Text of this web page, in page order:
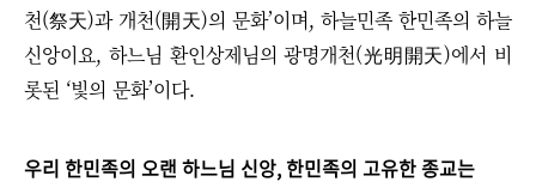
천(祭天)과 개천(開天)의 문화’이며, 하늘민족 한민족의 하늘
신앙이요, 하느님 환인상제님의 광명개천(光明開天)에서 비
롯된 ‘빛의 문화’이다.
우리 한민족의 오랜 하느님 신앙, 한민족의 고유한 종교는